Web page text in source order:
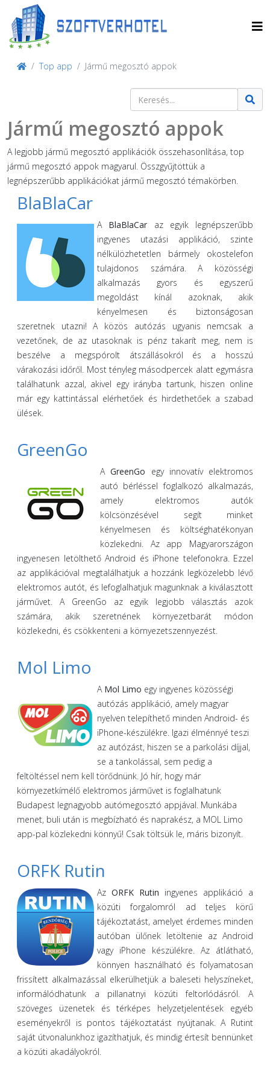
Top app Jármű megosztó appok
Keresés
Jármű megosztó appok
A legjobb jármű megosztó applikációk összehasonlítása, top
jármű megosztó appok magyarul. Összgyűjtöttük a
legnépszerűbb applikációkat jármű megosztó témakörben.
BlaBlaCar
A BlaBlaCar az egyik legnépszerűbb
ingyenes utazási applikáció, szinte
nélkülözhetetlen bármely okostelefon
tulajdonos számára. A közösségi
alkalmazás gyors és egyszerű
megoldást kínál azoknak, akik
kényelmesen és biztonságosan
szeretnek utazni! A közös autózás ugyanis nemcsak a
vezetőnek, de az utasoknak is pénz takarít meg, nem is
beszélve a megspórolt átszállásokról és a hosszú
várakozási időről. Most tényleg másodpercek alatt egymásra
találhatunk azzal, akivel egy irányba tartunk, hiszen online
már egy kattintással elérhetőek és hirdethetőek a szabad
ülések.
GreenGo
AGreenGo egy innovatív elektromos
autó bérléssel foglalkozó alkalmazás,
amely elektromos autók
kölcsönzésével segít minket
kényelmesen és költséghatékonyan
közlekedni. Az app Magyarországon
ingyenesen letölthető Android és iPhone telefonokra. Ezzel
az applikációval megtalálhatjuk a hozzánk legközelebb lévő
elektromos autót, és lefoglalhatjuk magunknak a kiválasztott
járművet. A GreenGo az egyik legjobb választás azok
számára, akik szeretnének környezetbarát módon
közlekedni, és csökkenteni a környezetszennyezést.
Mol Limo
A Mol Limo egy ingyenes közösségi
autózás applikáció, amely magyar
nyelven telepíthető minden Android- és
iPhone-készülékre. Igazi élménnyé teszi
az autózást, hiszen se a parkolási díjjal,
se a tankolással, sem pedig a
feltöltéssel nem kell törődnünk. Jó hír, hogy már
környezetkímélő elektromos járművet is foglalhatunk
Budapest legnagyobb autómegosztó appjával. Munkába
menet, buli után is megbízható és naprakész, a MOL Limo
app-pal közlekedni könnyű! Csak töltsük le, máris bizonyít.
ORFK Rutin
Az ORFK Rutin ingyenes applikáció a
közúti forgalomról ad teljes körű
tájékoztatást, amelyet érdemes minden
autóban ülőnek letöltenie az Android
vagy iPhone készülékre. Az átlátható,
könnyen használható és folyamatosan
frissített alkalmazással elkerülhetjük a baleseti helyszíneket,
informálódhatunk a pillanatnyi közúti feltorlódásról. A
szöveges üzenetek és térképes helyzetjelentések egyéb
eseményekről is pontos tájékoztatást nyújtanak. A Rutint
saját útvonalunkhoz igazíthatjuk, és mindig értesít bennünket
a közúti akadályokról.